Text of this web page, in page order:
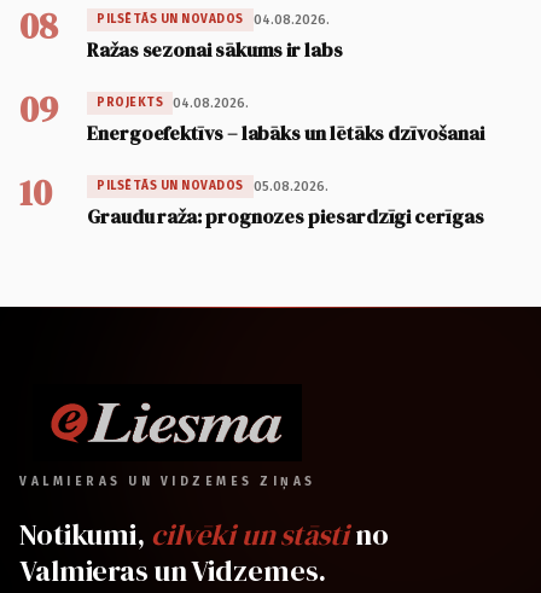
08 PILSĒTĀS UN NOVADOS 04.08.2026.
Ražas sezonai sākums ir labs
09 PROJEKTS 04.08.2026.
Energoefektīvs – labāks un lētāks dzīvošanai
10 PILSĒTĀS UN NOVADOS 05.08.2026.
Graudu raža: prognozes piesardzīgi cerīgas
VALMIERAS UN VIDZEMES ZIŅAS
Notikumi, cilvēki un stāstino
Valmieras un Vidzemes.